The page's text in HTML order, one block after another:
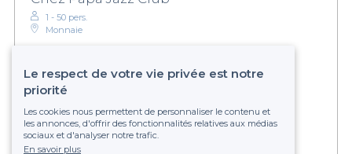
1 - 50 pers.
Monnaie
€€€Modéré
Le respect de votre vie privée est notre
priorité
Les cookies nous permettent de personnaliser le contenu et
les annonces, d'offrir des fonctionnalités relatives aux médias
sociaux et d'analyser notre trafic.
En savoir plus